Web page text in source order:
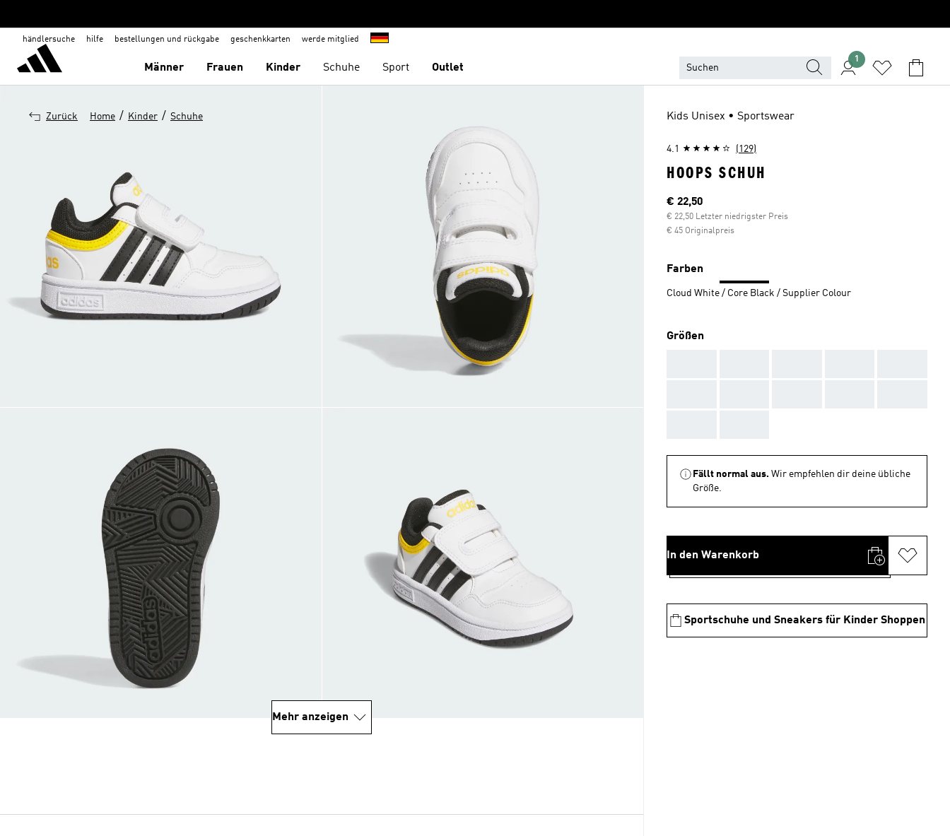
händlersuche hilfe bestellungen und rückgabe geschenkkarten werde mitglied
Männer Frauen Kinder Schuhe Sport Outlet
1
Zurück Home / Kinder / Schuhe
Mehr anzeigen
Kids Unisex • Sportswear
4.1 (129)
HOOPS SCHUH
Aktueller Preis
€ 22,50
€ 22,50 Letzter niedrigster Preis
€ 45 Originalpreis
Farben
Cloud White / Core Black / Supplier Colour
Größen
Fällt normal aus. Wir empfehlen dir deine übliche
Größe.
In den Warenkorb
Sportschuhe und Sneakers für Kinder Shoppen